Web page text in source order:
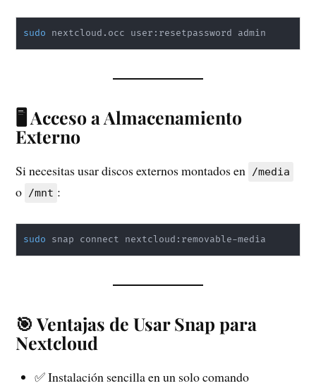
sudo nextcloud.occ user:resetpassword admin
🖥️ Acceso a Almacenamiento
Externo
Si necesitas usar discos externos montados en /media
o /mnt :
sudo snap connect nextcloud:removable-media
🎯 Ventajas de Usar Snap para
Nextcloud
✅ Instalación sencilla en un solo comando